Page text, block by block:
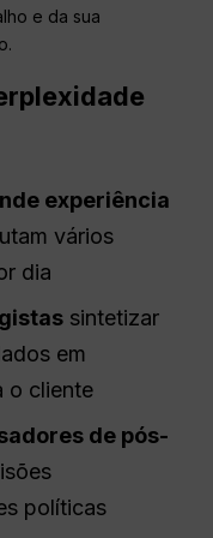
e da sua
experiência
vários
dia
sintetizar
em
o cliente
de pós-
políticas